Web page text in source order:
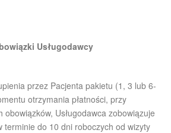
Usługodawcy
przez Pacjenta pakietu (1, 3 lub 6-
otrzymania płatności, przy
obowiązków, Usługodawca zobowiązuje
terminie do 10 dni roboczych od wizyty